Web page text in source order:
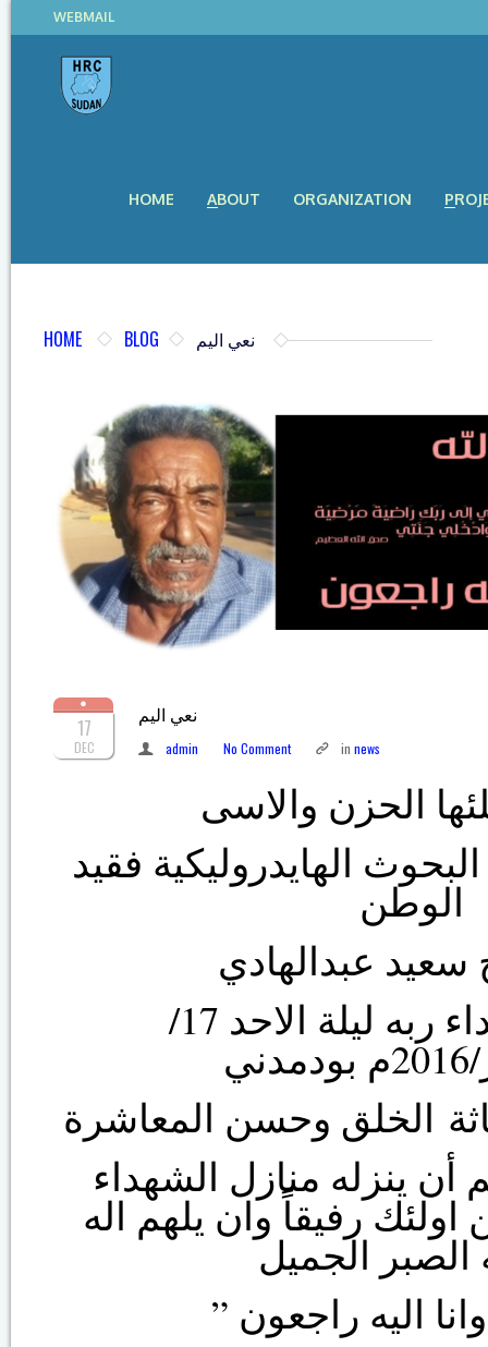
WEBMAIL
HOME ABOUT ORGANIZATION
HOME BLOG نعي اليم
17
DEC
نعي اليم
admin No Comment in news
الحزن والاسى
الهايدروليكية فقيد
الوطن
سعيد عبدالهادي
الذي لبي نداء ربه ليلة الاحد 17/
أن ينزله منازل الشهداء
رفيقاً وان يلهم اله
الصبر الجميل